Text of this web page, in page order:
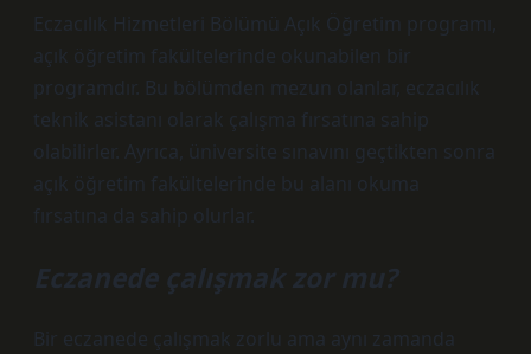
Eczacılık Hizmetleri Bölümü Açık Öğretim programı,
açık öğretim fakültelerinde okunabilen bir
programdır. Bu bölümden mezun olanlar, eczacılık
teknik asistanı olarak çalışma fırsatına sahip
olabilirler. Ayrıca, üniversite sınavını geçtikten sonra
açık öğretim fakültelerinde bu alanı okuma
fırsatına da sahip olurlar.
Eczanede çalışmak zor mu?
Bir eczanede çalışmak zorlu ama aynı zamanda